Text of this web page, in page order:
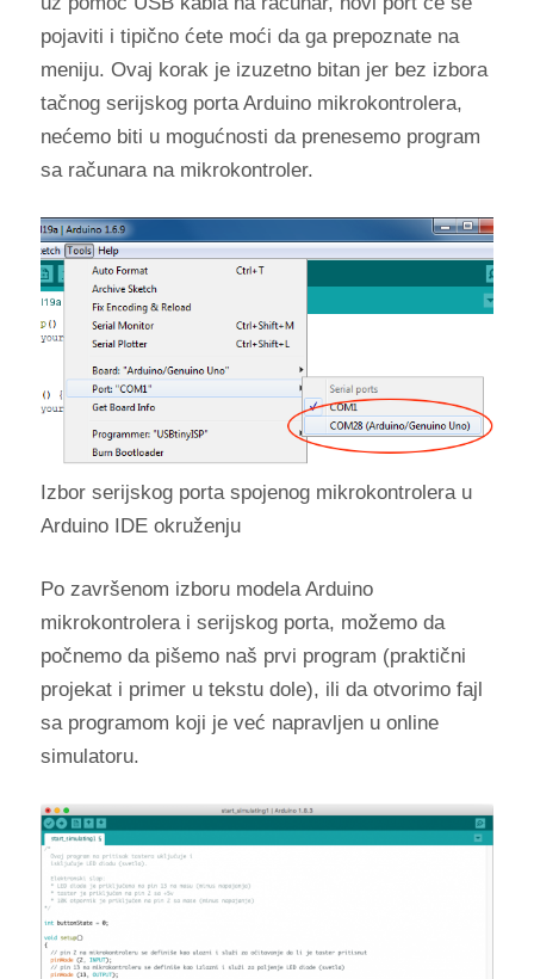
pojaviti i tipično ćete moći da ga prepoznate na
meniju. Ovaj korak je izuzetno bitan jer bez izbora
tačnog serijskog porta Arduino mikrokontrolera,
nećemo biti u mogućnosti da prenesemo program
sa računara na mikrokontroler.
Izbor serijskog porta spojenog mikrokontrolera u
Arduino IDE okruženju
Po završenom izboru modela Arduino
mikrokontrolera i serijskog porta, možemo da
počnemo da pišemo naš prvi program (praktični
projekat i primer u tekstu dole), ili da otvorimo fajl
sa programom koji je već napravljen u online
simulatoru.